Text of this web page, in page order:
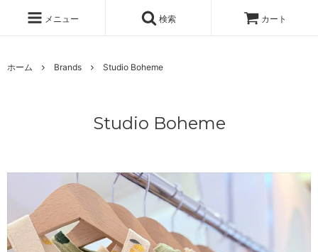
メニュー 検索 カート
ホーム Brands Studio Boheme
Studio Boheme